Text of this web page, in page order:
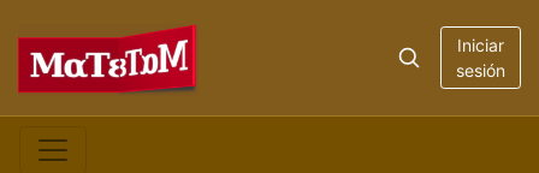
Iniciar
sesión